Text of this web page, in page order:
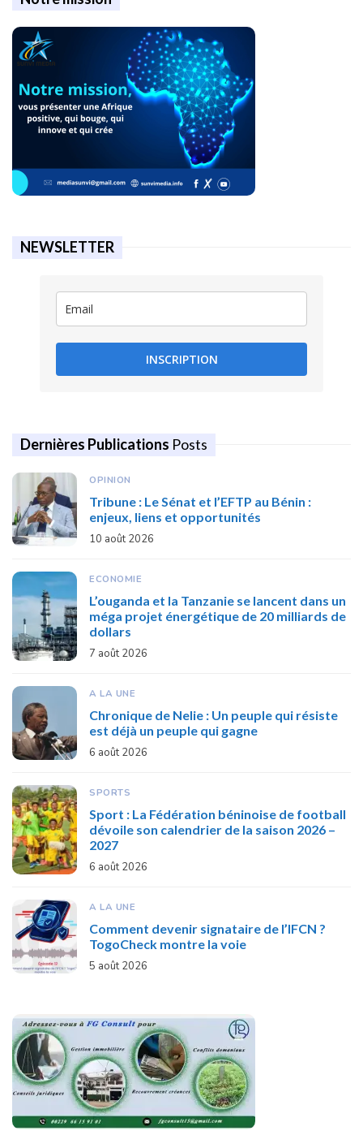
NEWSLETTER
INSCRIPTION
Dernières Publications Posts
OPINION
Tribune : Le Sénat et l’EFTP au Bénin :
enjeux, liens et opportunités
10 août 2026
ECONOMIE
L’ouganda et la Tanzanie se lancent dans un
méga projet énergétique de 20 milliards de
dollars
7 août 2026
A LA UNE
Chronique de Nelie : Un peuple qui résiste
est déjà un peuple qui gagne
6 août 2026
SPORTS
Sport : La Fédération béninoise de football
dévoile son calendrier de la saison 2026 –
2027
6 août 2026
A LA UNE
Comment devenir signataire de l’IFCN ?
TogoCheck montre la voie
5 août 2026